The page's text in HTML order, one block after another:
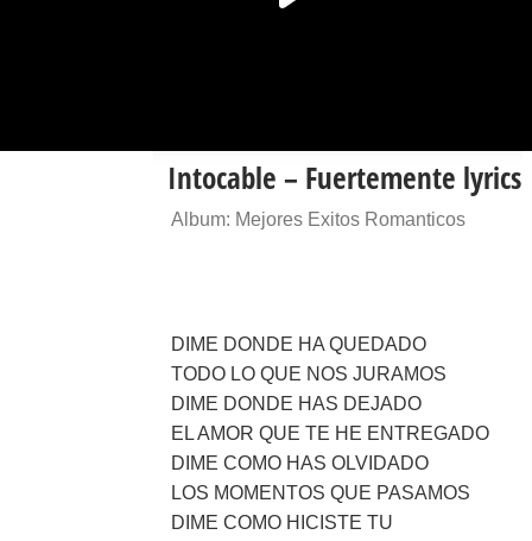
Intocable – Fuertemente lyrics
Album: Mejores Exitos Romanticos
DIME DONDE HA QUEDADO
TODO LO QUE NOS JURAMOS
DIME DONDE HAS DEJADO
EL AMOR QUE TE HE ENTREGADO
DIME COMO HAS OLVIDADO
LOS MOMENTOS QUE PASAMOS
DIME COMO HICISTE TU